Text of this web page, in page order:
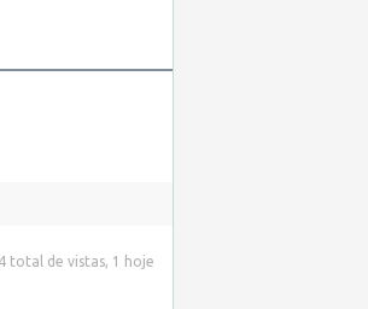
total de vistas, 1 hoje